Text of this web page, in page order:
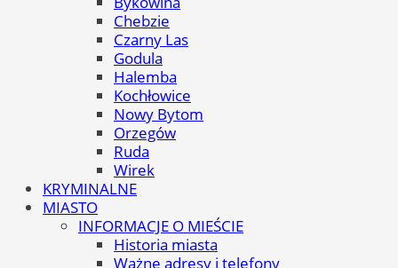
Chebzie
Czarny Las
Godula
Halemba
Kochłowice
Nowy Bytom
Orzegów
Ruda
Wirek
KRYMINALNE
MIASTO
INFORMACJE O MIEŚCIE
Historia miasta
Ważne adresy i telefony